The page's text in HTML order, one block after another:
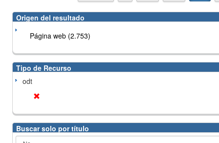
Origen del resultado
Página web (2.753)
Tipo de Recurso
odt
Buscar solo por título